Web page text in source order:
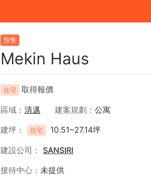
預售
Mekin Haus
住宅 取得報價
區域 清邁 建案規劃
公寓
建坪
住宅 10.51~27.14坪
建設公司
SANSIRI
接待中心
未提供